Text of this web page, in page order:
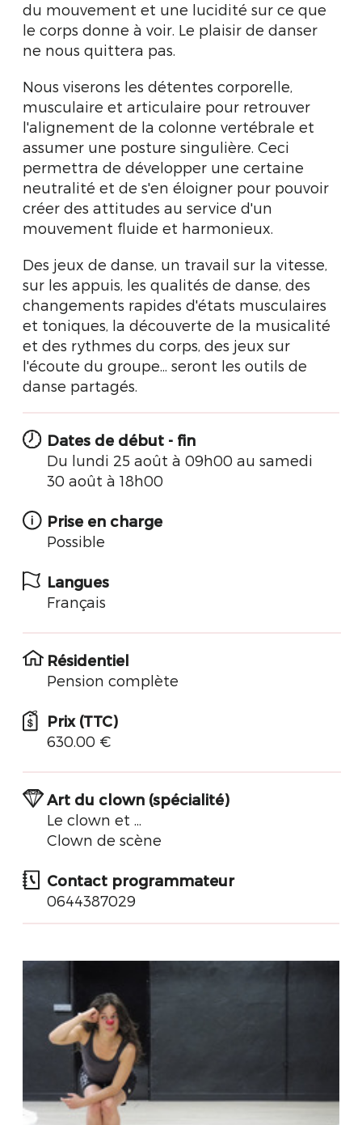
du mouvement et une lucidité sur ce que
le corps donne à voir. Le plaisir de danser
ne nous quittera pas.
Nous viserons les détentes corporelle,
musculaire et articulaire pour retrouver
l'alignement de la colonne vertébrale et
assumer une posture singulière. Ceci
permettra de développer une certaine
neutralité et de s'en éloigner pour pouvoir
créer des attitudes au service d'un
mouvement fluide et harmonieux.
Des jeux de danse, un travail sur la vitesse,
sur les appuis, les qualités de danse, des
changements rapides d'états musculaires
et toniques, la découverte de la musicalité
et des rythmes du corps, des jeux sur
l'écoute du groupe... seront les outils de
danse partagés.
Dates de début - fin
Du lundi 25 août à 09h00 au samedi
30 août à 18h00
Prise en charge
Possible
Langues
Français
Résidentiel
Pension complète
Prix (TTC)
630.00 €
Art du clown (spécialité)
Le clown et ...
Clown de scène
Contact programmateur
0644387029